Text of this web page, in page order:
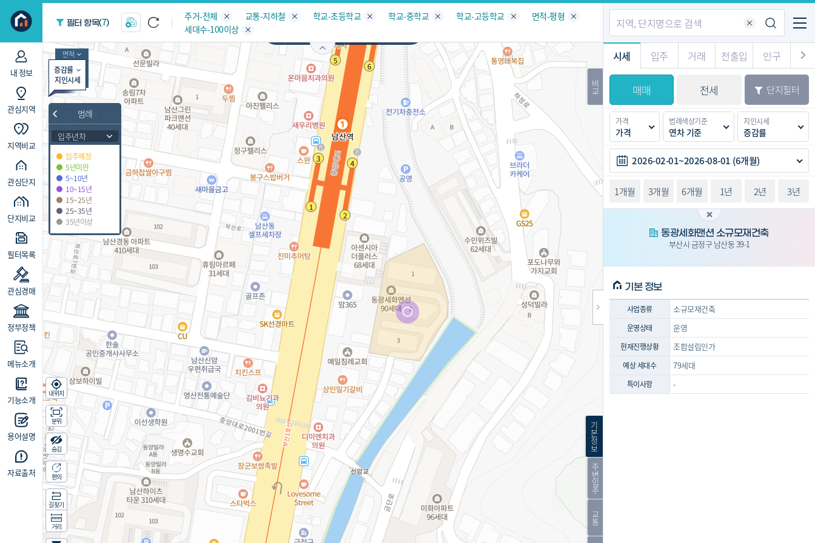
지역분석 아파트분석
시세 지도 수요/입주 지도 거래 지도 전출입 지도
인구 지도
경제 지도
주거 지도 경매 지도
TOP10 거래량 미분양 전출입
인구/세대수
경매
중개사
전화번호부
수요/입주 수요/입주
플러스
원클릭 리포트
소유자 정보
서비스개발문의 데이터 목록
공지사항 교육안내 자유 게시판 질문 게시판
자주하는 질문
유튜브
업데이트 게시판 지인 추천
블로그 이벤트
메뉴
내 정보
관심지역
지역비교
관심단지
단지비교
필터목록
관심경매
정부정책
메뉴소개
기능소개
용어설명
자료출처
필터 항목(7)
주거-전체 교통-지하철 학교-초등학교 학교-중학교 학교-고등학교
면적-평형
세대수-100이상
범례
입주년차
입주예정
5년미만
5~10년
10~15년
15~25년
25~35년
35년이상
면적
증감률
지인시세
내위치
분위
숨김
편의
길찾기
거리
시세 입주 거래 전출입
인구
비
교
기
본
정
보
주
변
입
주
교
통
매매 전세 단지필터
가격
가격
범례색상기준
연차 기준
지인시세
증감률
2026-02-01~2026-08-01 (6개월)
1개월 3개월 6개월 1년 2년 3년
동광세화맨션 소규모재건축
부산시 금정구 남산동 39-1
기본 정보
사업종류 소규모재건축
운영상태 운영
현재진행상황 조합설립인가
예상 세대수 79세대
특이사항 -